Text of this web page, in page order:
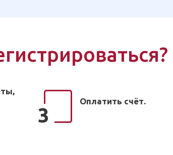
3
Оплатить счёт.